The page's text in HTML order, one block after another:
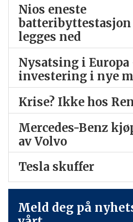
Nios eneste
legges ned
Nysatsing i
investering i nye
Krise? Ikke hos
Mercedes-Benz
av Volvo
Tesla skuffer
Meld deg på